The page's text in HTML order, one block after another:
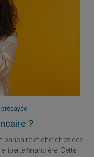
?
bancaire et cherchez des
liberté financière. Cette